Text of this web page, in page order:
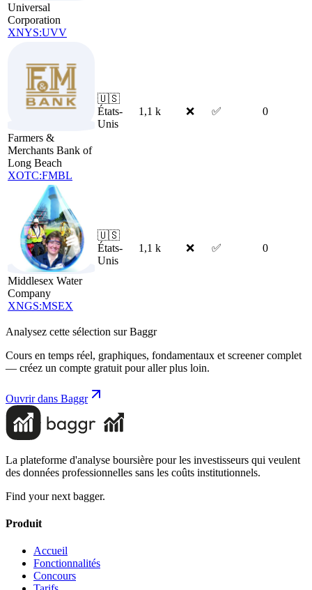
Universal
Corporation
XNYS:UVV
Farmers &
Merchants Bank of
Long Beach
XOTC:FMBL
🇺🇸
États-
Unis
1,1 k ❌ ✅ 0
Middlesex Water
Company
XNGS:MSEX
🇺🇸
États-
Unis
1,1 k ❌ ✅ 0
Analysez cette sélection sur Baggr
Cours en temps réel, graphiques, fondamentaux et screener complet
— créez un compte gratuit pour aller plus loin.
Ouvrir dans Baggr
La plateforme d'analyse boursière pour les investisseurs qui veulent
des données professionnelles sans les coûts institutionnels.
Find your next bagger.
Produit
Accueil
Fonctionnalités
Concours